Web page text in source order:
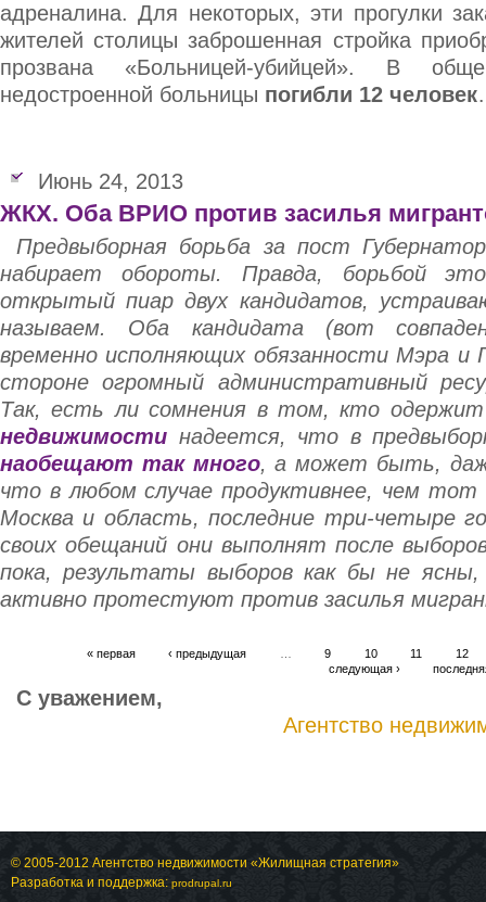
адреналина. Для некоторых, эти прогулки
жителей столицы заброшенная стройка
прозвана «Больницей-убийцей». В
недостроенной больницы погибли 12 человек
Июнь 24, 2013
ЖКХ. Оба ВРИО против засилья
Предвыборная борьба за пост
набирает обороты. Правда, борьбой
открытый пиар двух кандидатов,
называем. Оба кандидата (вот
временно исполняющих обязанности Мэра и
стороне огромный административный
Так, есть ли сомнения в том, кто
недвижимости надеется, что в
наобещают так много, а может быть,
что в любом случае продуктивнее, чем
Москва и область, последние три-четыре
своих обещаний они выполнят после
пока, результаты выборов как бы не
активно протестуют против засилья
« первая ‹ предыдущая 9 10 11
12
следующая ›
С уважением,
Агентство
© 2005-2012 Агентство недвижимости «Жилищная стратегия»
Разработка и поддержка: prodrupal.ru